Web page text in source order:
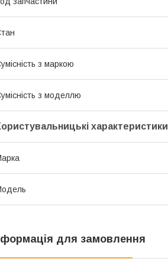
з маркою
з моделлю
характеристики
для замовлення